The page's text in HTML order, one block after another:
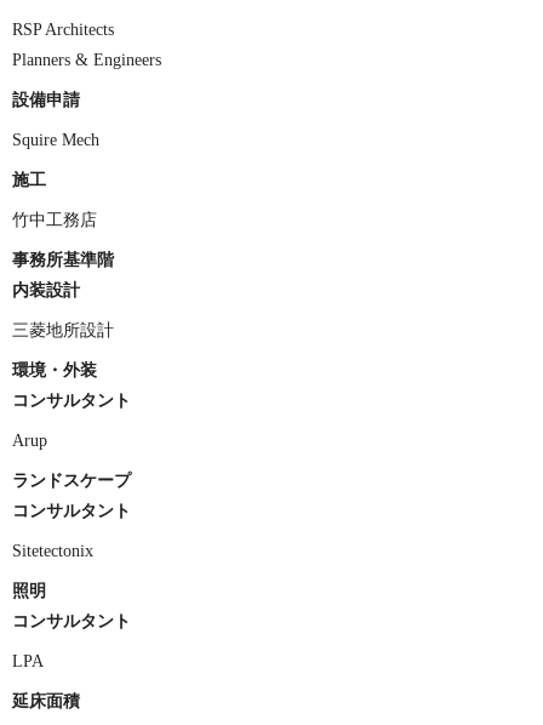
RSP Architects
Planners & Engineers
設備申請
Squire Mech
施工
竹中工務店
事務所基準階
内装設計
三菱地所設計
環境・外装
コンサルタント
Arup
ランドスケープ
コンサルタント
Sitetectonix
照明
コンサルタント
LPA
延床面積